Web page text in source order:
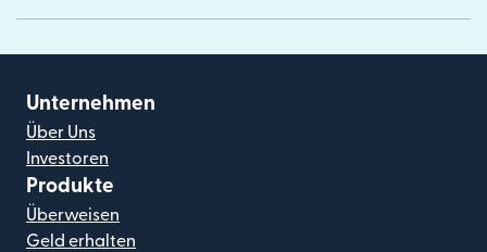
Unternehmen
Über Uns
Investoren
Produkte
Überweisen
Geld erhalten